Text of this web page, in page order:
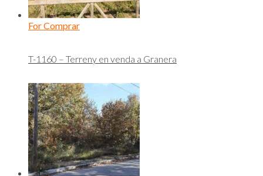
For Comprar
T-1160 – Terreny en venda a Granera